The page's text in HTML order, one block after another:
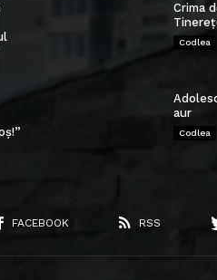
Crima
Codlea
aur
Codlea
FACEBOOK RSS